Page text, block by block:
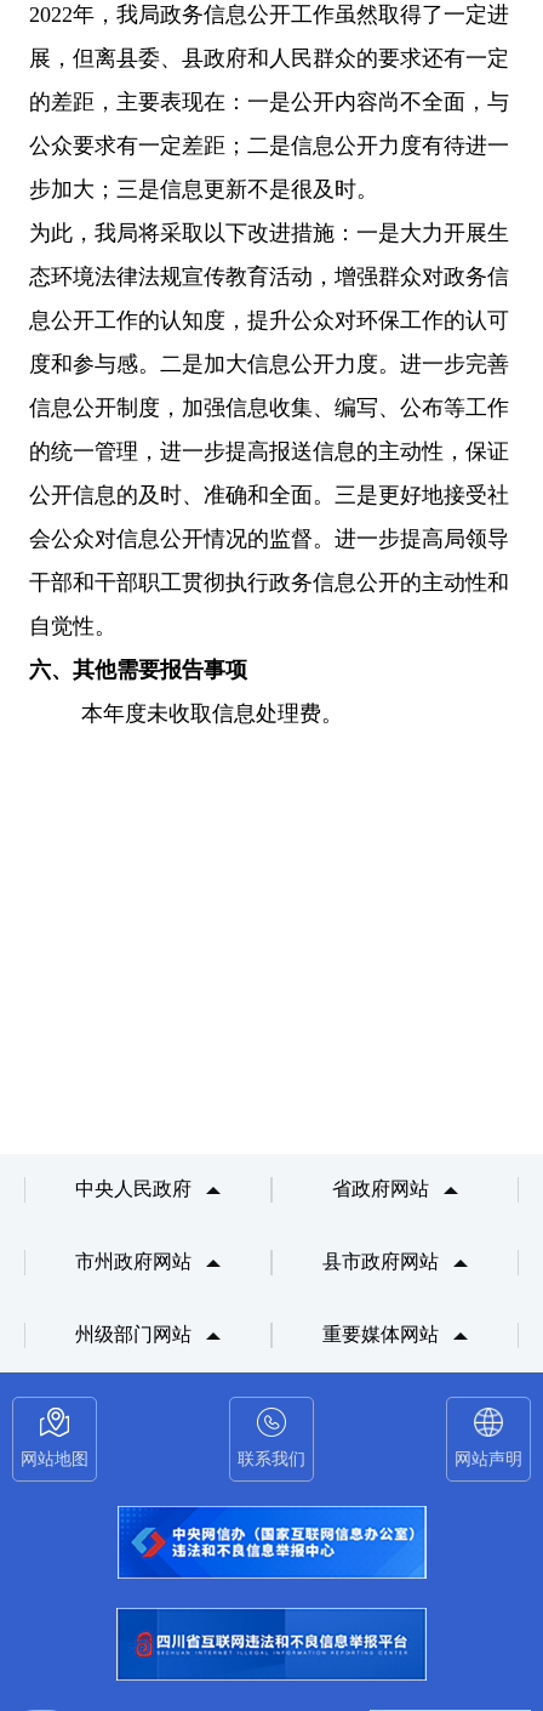
2022年，我局政务信息公开工作虽然取得了一定进
展，但离县委、县政府和人民群众的要求还有一定
的差距，主要表现在：一是公开内容尚不全面，与
公众要求有一定差距；二是信息公开力度有待进一
步加大；三是信息更新不是很及时。
为此，我局将采取以下改进措施：一是大力开展生
态环境法律法规宣传教育活动，增强群众对政务信
息公开工作的认知度，提升公众对环保工作的认可
度和参与感。二是加大信息公开力度。进一步完善
信息公开制度，加强信息收集、编写、公布等工作
的统一管理，进一步提高报送信息的主动性，保证
公开信息的及时、准确和全面。三是更好地接受社
会公众对信息公开情况的监督。进一步提高局领导
干部和干部职工贯彻执行政务信息公开的主动性和
自觉性。
六、其他需要报告事项
本年度未收取信息处理费。
中央人民政府 省政府网站
市州政府网站 县市政府网站
州级部门网站 重要媒体网站
网站地图 联系我们 网站声明